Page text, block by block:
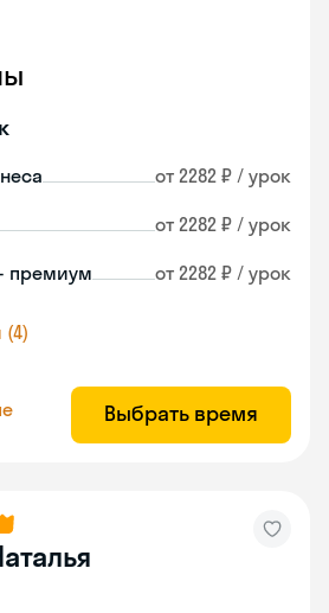
от 2282 ₽ / урок
от 2282 ₽ / урок
премиум от 2282 ₽ / урок
(4)
Выбрать время